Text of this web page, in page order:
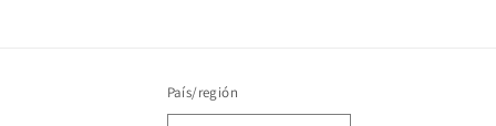
País/región